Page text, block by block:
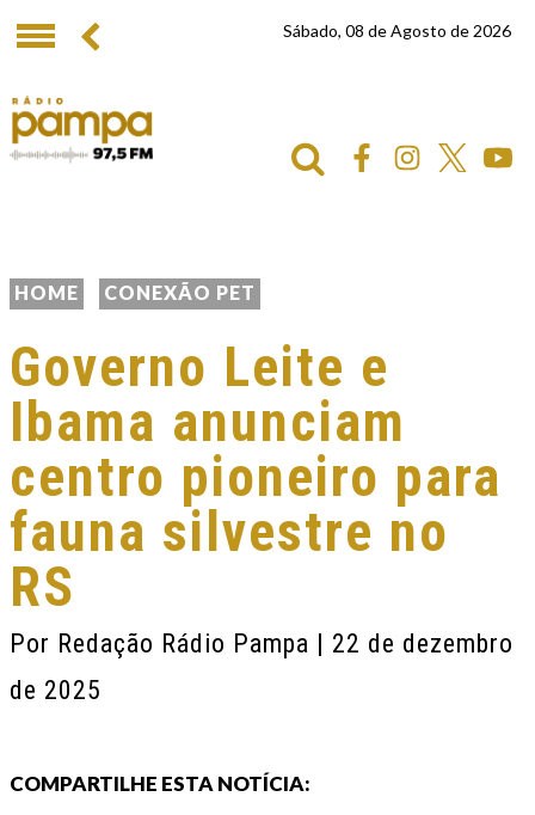
Sábado, 08 de Agosto de 2026
HOME CONEXÃO PET
Governo Leite e
Ibama anunciam
centro pioneiro para
fauna silvestre no
RS
Por Redação Rádio Pampa | 22 de dezembro
de 2025
COMPARTILHE ESTA NOTÍCIA: